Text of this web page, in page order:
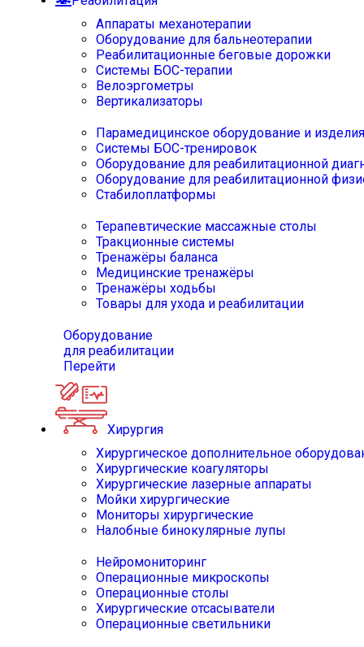
Аппараты механотерапии
Оборудование для бальнеотерапии
Реабилитационные беговые дорожки
Системы БОС-терапии
Велоэргометры
Вертикализаторы
Парамедицинское оборудование и изделия
Системы БОС-тренировок
Оборудование для реабилитационной
Оборудование для реабилитационной
Стабилоплатформы
Терапевтические массажные столы
Тракционные системы
Тренажёры баланса
Медицинские тренажёры
Тренажёры ходьбы
Товары для ухода и реабилитации
Оборудование
для реабилитации
Перейти
Хирургия
Хирургическое дополнительное
Хирургические коагуляторы
Хирургические лазерные аппараты
Мойки хирургические
Мониторы хирургические
Налобные бинокулярные лупы
Нейромониторинг
Операционные микроскопы
Операционные столы
Хирургические отсасыватели
Операционные светильники